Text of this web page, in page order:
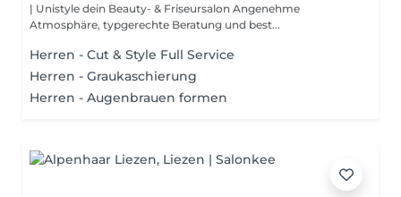
| Unistyle dein Beauty- & Friseursalon Angenehme
Atmosphäre, typgerechte Beratung und best...
Herren - Cut & Style Full Service
Herren - Graukaschierung
Herren - Augenbrauen formen